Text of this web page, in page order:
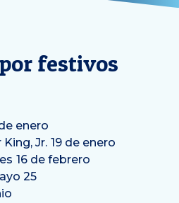
festivos
enero
Jr. 19 de enero
16 de febrero
25